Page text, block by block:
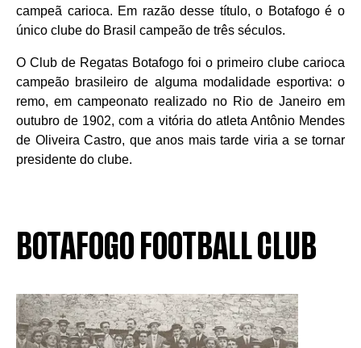
campeã carioca. Em razão desse título, o Botafogo é o
único clube do Brasil campeão de três séculos.
O Club de Regatas Botafogo foi o primeiro clube carioca
campeão brasileiro de alguma modalidade esportiva: o
remo, em campeonato realizado no Rio de Janeiro em
outubro de 1902, com a vitória do atleta Antônio Mendes
de Oliveira Castro, que anos mais tarde viria a se tornar
presidente do clube.
BOTAFOGO FOOTBALL CLUB